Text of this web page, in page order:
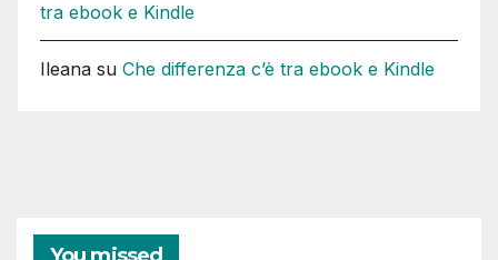
tra ebook e Kindle
Ileana su Che differenza c’è tra ebook e Kindle